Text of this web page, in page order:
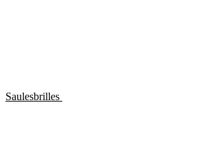
Saulesbrilles